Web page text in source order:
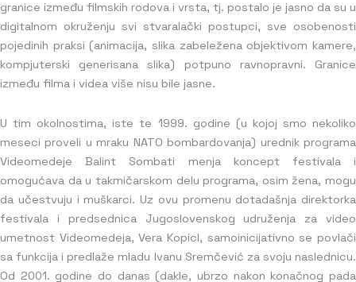
granice između filmskih rodova i vrsta, tj. postalo je jasno da su u
digitalnom okruženju svi stvaralački postupci, sve osobenosti
pojedinih praksi (animacija, slika zabeležena objektivom kamere,
kompjuterski generisana slika) potpuno ravnopravni. Granice
između filma i videa više nisu bile jasne.
U tim okolnostima, iste te 1999. godine (u kojoj smo nekoliko
meseci proveli u mraku NATO bombardovanja) urednik programa
Videomedeje Balint Sombati menja koncept festivala i
omogućava da u takmičarskom delu programa, osim žena, mogu
da učestvuju i muškarci. Uz ovu promenu dotadašnja direktorka
festivala i predsednica Jugoslovenskog udruženja za video
umetnost Videomedeja, Vera Kopicl, samoinicijativno se povlači
sa funkcija i predlaže mladu Ivanu Sremčević za svoju naslednicu.
Od 2001. godine do danas (dakle, ubrzo nakon konačnog pada